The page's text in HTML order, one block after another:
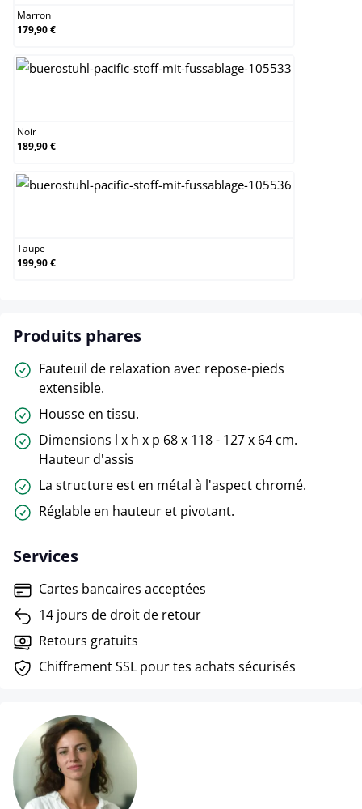
Marron
179,90 €
Noir
189,90 €
Taupe
199,90 €
Produits phares
Fauteuil de relaxation avec repose-pieds
extensible.
Housse en tissu.
Dimensions l x h x p 68 x 118 - 127 x 64 cm.
Hauteur d'assis
La structure est en métal à l'aspect chromé.
Réglable en hauteur et pivotant.
Services
Cartes bancaires acceptées
14 jours de droit de retour
Retours gratuits
Chiffrement SSL pour tes achats sécurisés